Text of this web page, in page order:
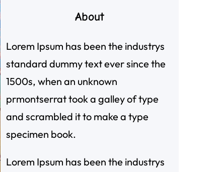
About
Lorem Ipsum has been the industrys
standard dummy text ever since the
1500s, when an unknown
prmontserrat took a galley of type
and scrambled it to make a type
specimen book.
Lorem Ipsum has been the industrys